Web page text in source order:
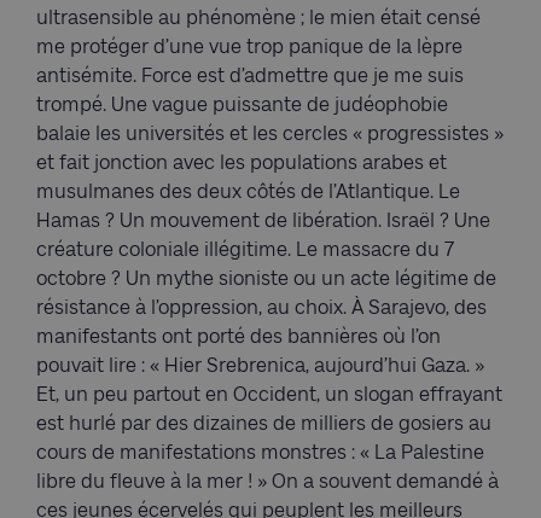
ultrasensible au phénomène ; le mien était censé
me protéger d’une vue trop panique de la lèpre
antisémite. Force est d’admettre que je me suis
trompé. Une vague puissante de judéophobie
balaie les universités et les cercles « progressistes »
et fait jonction avec les populations arabes et
musulmanes des deux côtés de l’Atlantique. Le
Hamas ? Un mouvement de libération. Israël ? Une
créature coloniale illégitime. Le massacre du 7
octobre ? Un mythe sioniste ou un acte légitime de
résistance à l’oppression, au choix. À Sarajevo, des
manifestants ont porté des bannières où l’on
pouvait lire : « Hier Srebrenica, aujourd’hui Gaza. »
Et, un peu partout en Occident, un slogan effrayant
est hurlé par des dizaines de milliers de gosiers au
cours de manifestations monstres : « La Palestine
libre du fleuve à la mer ! » On a souvent demandé à
ces jeunes écervelés qui peuplent les meilleurs